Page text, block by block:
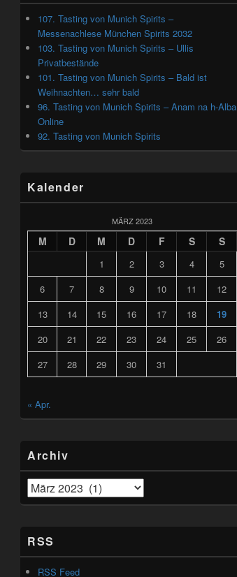
2032
107. Tasting von Munich Spirits –
Messenachlese München Spirits 2032
103. Tasting von Munich Spirits – Ullis
Privatbestände
101. Tasting von Munich Spirits – Bald ist
Weihnachten… sehr bald
96. Tasting von Munich Spirits – Anam na h-Alba
Online
92. Tasting von Munich Spirits
Kalender
MÄRZ 2023
M D M D F S S
1 2 3 4
5
6
7 8 9 10 11
12
13
14 15 16 17 18
19
20
21 22 23 24 25
26
27
28 29 30 31
« Apr.
Archiv
Archiv
RSS
RSS Feed